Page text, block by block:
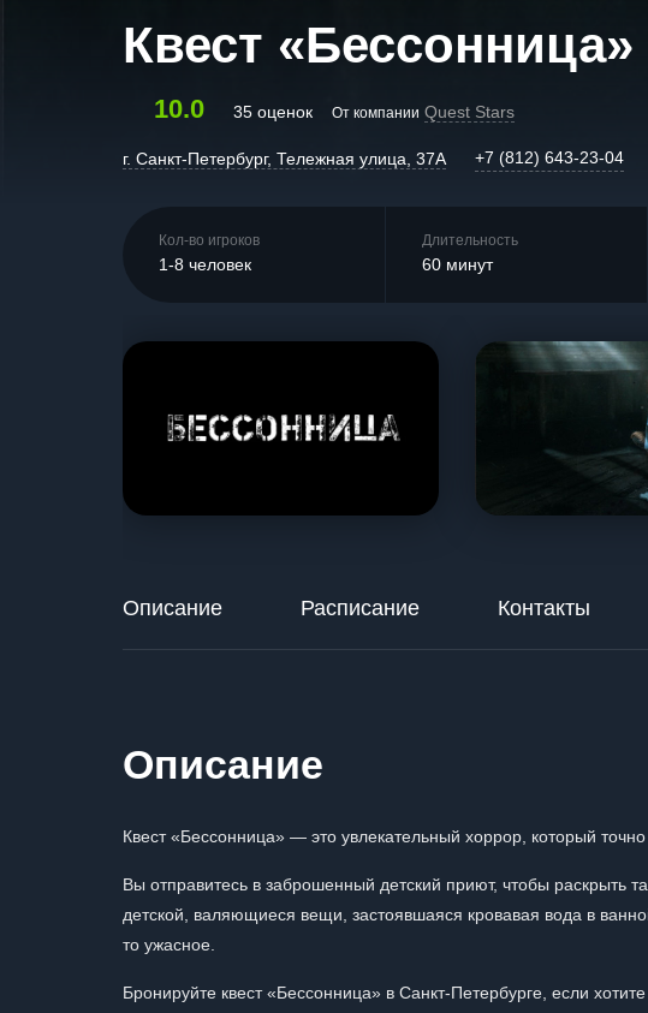
Квест «Бессонница»
10.0 35 оценок От компании Quest Stars
г. Санкт-Петербург, Тележная улица, 37А +7 (812) 643-23-04
Кол-во игроков
1-8 человек
Длительность
60 минут
Описание Расписание Контакты
Описание
Квест «Бессонница» — это увлекательный хоррор, который
Вы отправитесь в заброшенный детский приют, чтобы раскрыть
детской, валяющиеся вещи, застоявшаяся кровавая вода в
то ужасное.
Бронируйте квест «Бессонница» в Санкт-Петербурге, если